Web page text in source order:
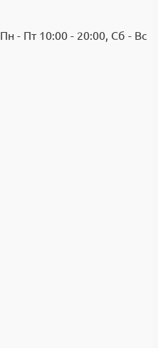
Пн - Пт 10:00 - 20:00, Сб - Вс